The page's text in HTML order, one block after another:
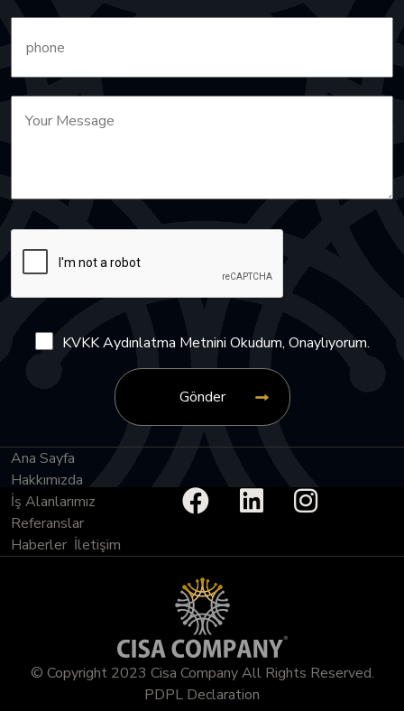
KVKK Aydınlatma Metnini Okudum, Onaylıyorum.
Ana Sayfa
Hakkımızda
İş Alanlarımız
Referanslar
Haberler İletişim
© Copyright 2023 Cisa Company All Rights Reserved.
PDPL Declaration